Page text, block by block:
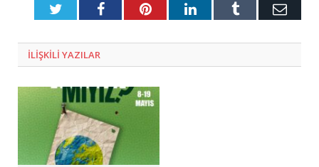
TwitterFacebookPinterestLinkedInTumblr E-
ILIŞKILI YAZILAR